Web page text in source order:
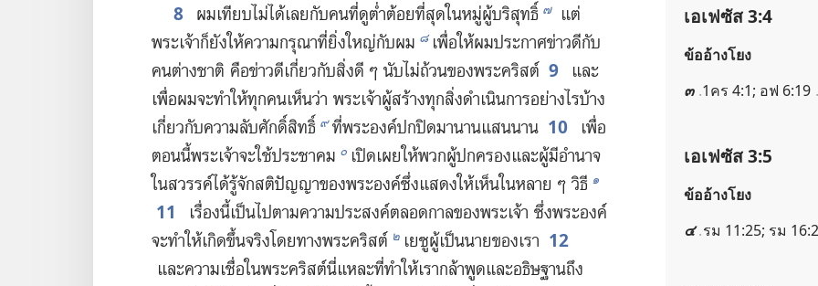
8 ผม​เทียบ​ไม่​ได้​เลย​กับ​คน​ที่​ดู​ต่ำต้อย​ที่​สุด​ใน​หมู่​ผู้​บริสุทธิ์ ๗
แต่​
พระเจ้า​ก็​ยัง​ให้​ความ​กรุณา​ที่​ยิ่ง​ใหญ่​กับ​ผม ๘ เพื่อ​ให้​ผม​ประกาศ​ข่าว​ดี​กับ​
คน​ต่าง​ชาติ คือ​ข่าว​ดี​เกี่ยว​กับ​สิ่ง​ดี ๆ นับ​ไม่​ถ้วน​ของ​พระ​คริสต์ 9
และ​
เพื่อ​ผม​จะ​ทำ​ให้​ทุก​คน​เห็น​ว่า พระเจ้า​ผู้​สร้าง​ทุก​สิ่ง​ดำเนิน​การ​อย่าง​ไร​บ้าง​
เกี่ยว​กับ​ความ​ลับ​ศักดิ์สิทธิ์ ๙ ที่​พระองค์​ปก​ปิด​มา​นาน​แสน​นาน 10
เพื่อ​
ตอน​นี้​พระเจ้า​จะ​ใช้​ประชาคม ๐ เปิด​เผย​ให้​พวก​ผู้​ปกครอง​และ​ผู้​มี​อำนาจ​
ใน​สวรรค์​ได้​รู้​จัก​สติ​ปัญญา​ของ​พระองค์​ซึ่ง​แสดง​ให้​เห็น​ใน​หลาย ๆ วิธี ๑
11
เรื่อง​นี้​เป็น​ไป​ตาม​ความ​ประสงค์​ตลอด​กาล​ของ​พระเจ้า ซึ่ง​พระองค์​
จะ​ทำ​ให้​เกิด​ขึ้น​จริง​โดย​ทาง​พระ​คริสต์ ๒ เยซู​ผู้​เป็น​นาย​ของ​เรา 12
และ​ความ​เชื่อ​ใน​พระ​คริสต์​นี่​แหละ​ที่​ทำ​ให้​เรา​กล้า​พูด​และ​อธิษฐาน​ถึง​
เอเฟซัส 3:4
ข้ออ้างโยง
๓ 1คร 4:1; อฟ 6:19
เอเฟซัส 3:5
ข้ออ้างโยง
๔ รม 11:25; รม